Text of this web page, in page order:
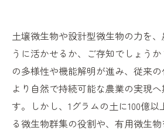
土壌微生物や設計型微生物の力を
うに活かせるか、ご存知でしょう
の多様性や機能解明が進み、従来の
より自然で持続可能な農業の実現
す。しかし、1グラムの土に100億
る微生物群集の役割や、有用微生